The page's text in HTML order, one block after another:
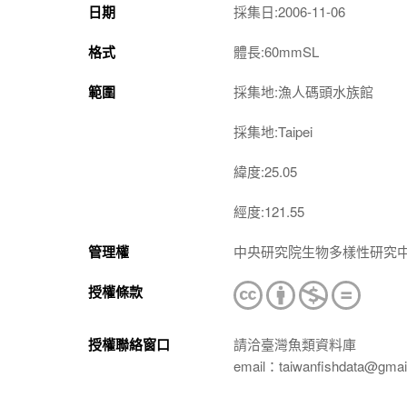
日期 採集日:2006-11-06
格式 體長:60mmSL
範圍 採集地:漁人碼頭水族館
採集地:Taipei
緯度:25.05
經度:121.55
管理權 中央研究院生物多樣性研究
授權條款
授權聯絡窗口
請洽臺灣魚類資料庫
email：